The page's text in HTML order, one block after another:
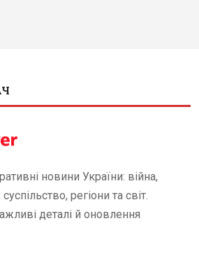
новини України: війна,
регіони та світ.
деталі й оновлення